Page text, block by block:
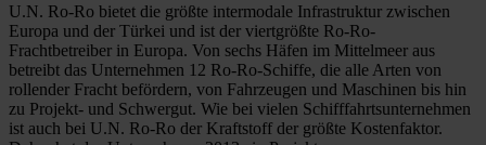
U.N. Ro-Ro bietet die größte intermodale Infrastruktur zwischen
Europa und der Türkei und ist der viertgrößte Ro-Ro-
Frachtbetreiber in Europa. Von sechs Häfen im Mittelmeer aus
betreibt das Unternehmen 12 Ro-Ro-Schiffe, die alle Arten von
rollender Fracht befördern, von Fahrzeugen und Maschinen bis hin
zu Projekt- und Schwergut. Wie bei vielen Schifffahrtsunternehmen
ist auch bei U.N. Ro-Ro der Kraftstoff der größte Kostenfaktor.